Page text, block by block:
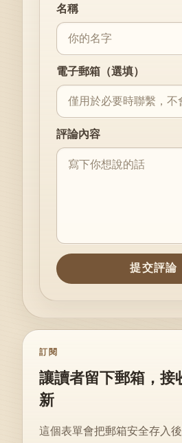
名稱
電子郵箱（選填）
Website
評論內容
提交評論
訂閱
讓讀者留下郵箱，接
新
這個表單會把郵箱安全存入